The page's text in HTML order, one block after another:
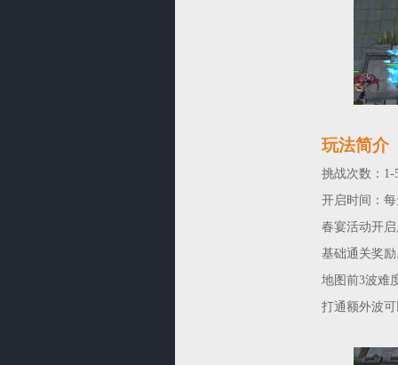
玩法简介
挑战次数：1-
开启时间：
春宴活动开
基础通关奖
地图前3波难
打通额外波